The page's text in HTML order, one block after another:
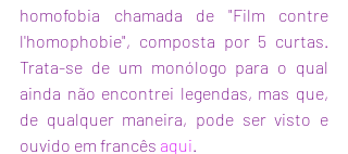
homofobia chamada de "Film contre
l'homophobie", composta por 5 curtas.
Trata-se de um monólogo para o qual
ainda não encontrei legendas, mas que,
de qualquer maneira, pode ser visto e
ouvido em francês aqui.